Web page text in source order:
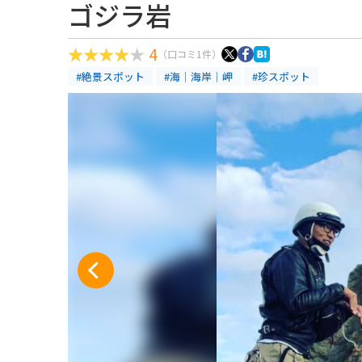
ゴジラ岩
4 （口コミ1件）
#絶景スポット #海｜海岸｜岬 #珍スポット